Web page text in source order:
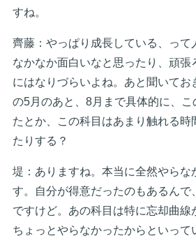
すね。
齊藤：やっぱり成長している、って
なかなか面白いなと思ったり、頑張
にはなりづらいよね。あと聞いてお
の5月のあと、8月まで具体的に、
たとか、この科目はあまり触れる時
たりする？
堤：ありますね。本当に全然やらな
す。自分が得意だったのもあるんで
ですけど。あの科目は特に忘却曲線
ちょっとやらなかったからといって